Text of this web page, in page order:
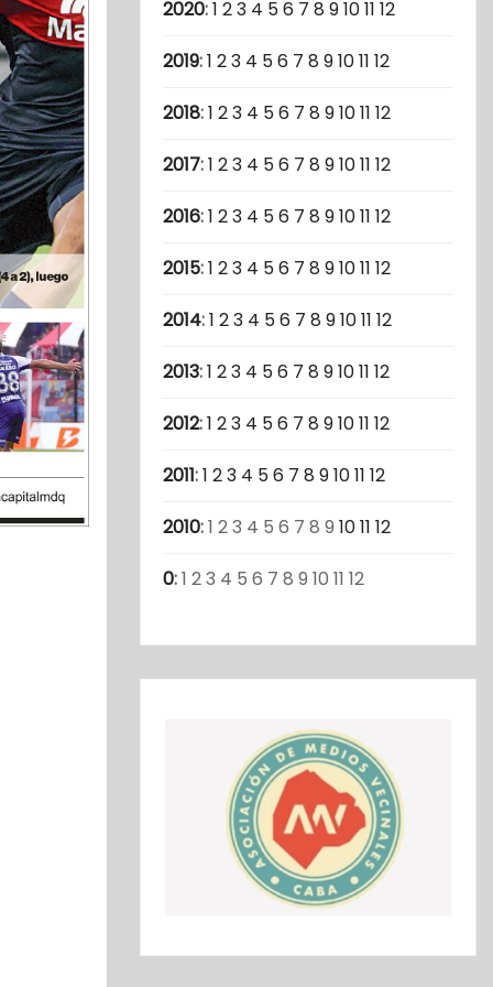
2020:1 23 4 56 7 8 91011 12
2019:1 23 4 56 7 8 91011 12
2018:1 23 4 56 7 8 91011 12
2017:1 23 4 56 7 8 91011 12
2016:1 23 4 56 7 8 91011 12
2015:1 23 4 56 7 8 91011 12
2014:1 23 4 56 7 8 91011 12
2013:1 23 4 56 7 8 91011 12
2012:1 23 4 56 7 8 91011 12
2011:1 23 4 56 7 8 91011 12
2010:1 23 4 5 6 7 8 9 1011 12
0:1 23 4 5 6 7 8 9 10 11 12